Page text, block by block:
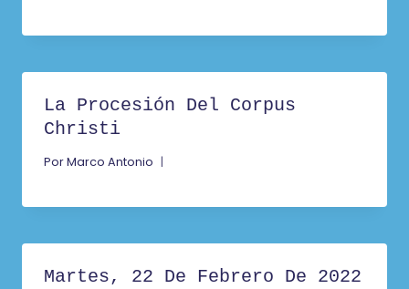
La Procesión Del Corpus
Christi
PorMarco Antonio
Martes, 22 De Febrero De 2022